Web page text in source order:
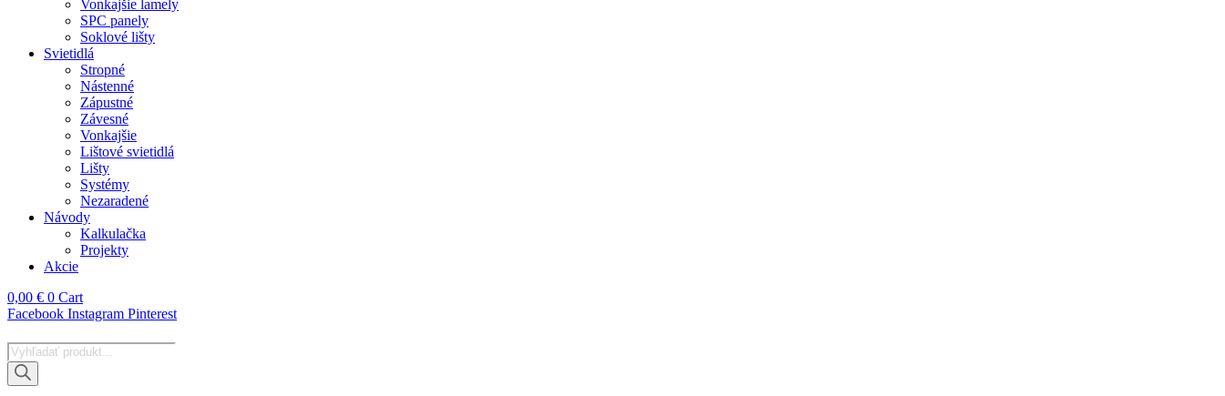
Vonkajšie lamely
SPC panely
Soklové lišty
Svietidlá
Stropné
Nástenné
Zápustné
Závesné
Vonkajšie
Lištové svietidlá
Lišty
Systémy
Nezaradené
Návody
Kalkulačka
Projekty
Akcie
0,00 € 0 Cart
Facebook Instagram Pinterest
Products
search